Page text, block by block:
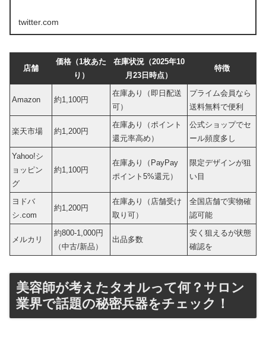
twitter.com
店舗
価格（1枚あた
り）
在庫状況（2025年10
月23日時点）
特徴
Amazon 約1,100円
在庫あり（即日配送
可）
プライム会員なら
送料無料で便利
楽天市場 約1,200円
在庫あり（ポイント
還元率高め）
公式ショップでセ
ール頻度多し
Yahoo!シ
ョッピン
グ
約1,100円
在庫あり（PayPay
ポイント5%還元）
限定デザインが狙
い目
ヨドバ
シ.com
約1,200円
在庫あり（店舗受け
取り可）
全国店舗で実物確
認可能
メルカリ
約800-1,000円
（中古/新品）
出品多数
安く狙えるが状態
確認を
美容師が考えたタオルって何？サロン
業界で話題の秘密兵器をチェック！